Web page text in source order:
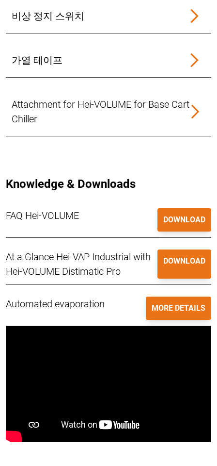
비상 정지 스위치
가열 테이프
Attachment for Hei-VOLUME for Base Cart
Chiller
Knowledge & Downloads
FAQ Hei-VOLUME DOWNLOAD
At a Glance Hei-VAP Industrial with
Hei-VOLUME Distimatic Pro
DOWNLOAD
Automated evaporation MORE DETAILS